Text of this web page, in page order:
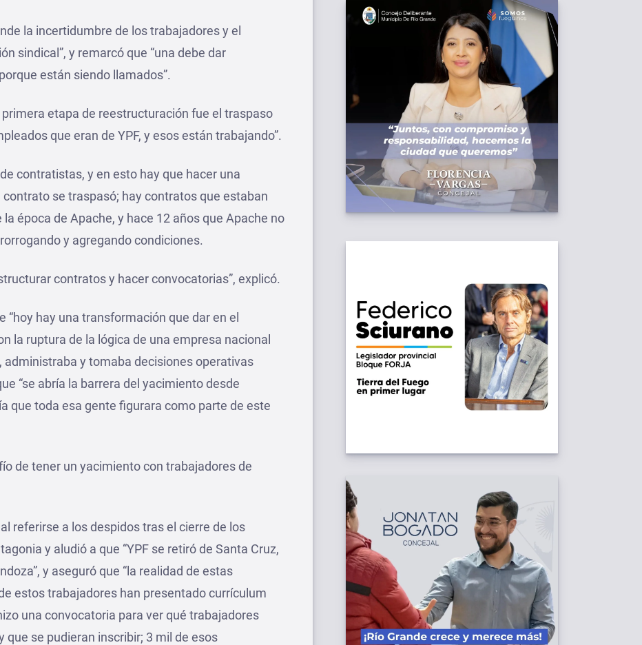
la incertidumbre de los trabajadores y el
sindical”, y remarcó que “una debe dar
están siendo llamados”.
primera etapa de reestructuración fue el traspaso
que eran de YPF, y esos están trabajando”.
contratistas, y en esto hay que hacer una
se traspasó; hay contratos que estaban
época de Apache, y hace 12 años que Apache no
y agregando condiciones.
contratos y hacer convocatorias”, explicó.
“hoy hay una transformación que dar en el
la ruptura de la lógica de una empresa nacional
y tomaba decisiones operativas
“se abría la barrera del yacimiento desde
que toda esa gente figurara como parte de este
de tener un yacimiento con trabajadores de
referirse a los despidos tras el cierre de los
y aludió a que “YPF se retiró de Santa Cruz,
y aseguró que “la realidad de estas
estos trabajadores han presentado currículum
una convocatoria para ver qué trabajadores
que se pudieran inscribir; 3 mil de esos